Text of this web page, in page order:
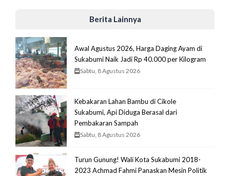
Berita Lainnya
Awal Agustus 2026, Harga Daging Ayam di
Sukabumi Naik Jadi Rp 40.000 per Kilogram
Sabtu, 8 Agustus 2026
Kebakaran Lahan Bambu di Cikole
Sukabumi, Api Diduga Berasal dari
Pembakaran Sampah
Sabtu, 8 Agustus 2026
Turun Gunung! Wali Kota Sukabumi 2018-
2023 Achmad Fahmi Panaskan Mesin Politik